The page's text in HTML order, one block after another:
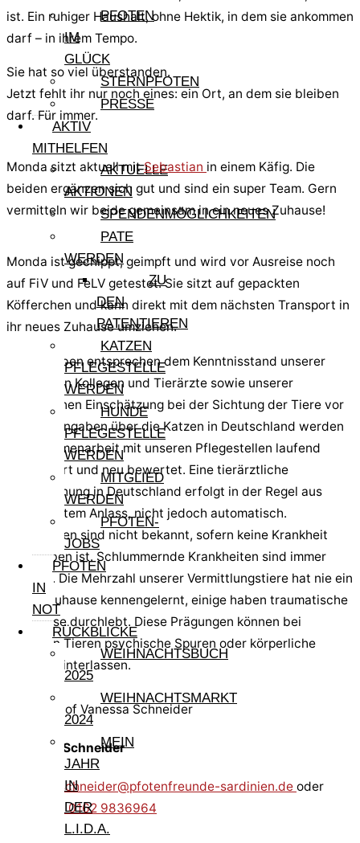
PFOTEN
IM
GLÜCK
STERNPFOTEN
PRESSE
AKTIV
MITHELFEN
AKTUELLE
AKTIONEN
SPENDENMÖGLICHKEITEN
PATE
WERDEN
ZU
DEN
PATENTIEREN
KATZEN
PFLEGESTELLE
WERDEN
HUNDE
PFLEGESTELLE
WERDEN
MITGLIED
WERDEN
PFOTEN-
JOBS
PFOTEN
IN
NOT
RÜCKBLICKE
WEIHNACHTSBUCH
2025
WEIHNACHTSMARKT
2024
MEIN
JAHR
IN
DER
L.I.D.A.
ist. Ein ruhiger Haushalt, ohne Hektik, in dem sie ankommen
darf – in ihrem Tempo.
Sie hat so viel überstanden.
Jetzt fehlt ihr nur noch eines: ein Ort, an dem sie bleiben
darf. Für immer.
Monda sitzt aktuell mitSebastian in einem Käfig. Die
beiden ergänzen sich gut und sind ein super Team. Gern
vermitteln wir beide gemeinsam in ein neues Zuhause!
Monda ist gechippt, geimpft und wird vor Ausreise noch
auf FiV und FeLV getestet. Sie sitzt auf gepackten
Köfferchen und kann direkt mit dem nächsten Transport in
ihr neues Zuhause umziehen.
Alle Angaben entsprechen dem Kenntnisstand unserer
sardischen Kollegen und Tierärzte sowie unserer
persönlichen Einschätzung bei der Sichtung der Tiere vor
Ort. Die Angaben über die Katzen in Deutschland werden
in Zusammenarbeit mit unseren Pflegestellen laufend
aktualisiert und neu bewertet. Eine tierärztliche
Untersuchung in Deutschland erfolgt in der Regel aus
begründetem Anlass, nicht jedoch automatisch.
Krankheiten sind nicht bekannt, sofern keine Krankheit
angegeben ist. Schlummernde Krankheiten sind immer
möglich. Die Mehrzahl unserer Vermittlungstiere hat nie ein
festes Zuhause kennengelernt, einige haben traumatische
Ereignisse durchlebt. Diese Prägungen können bei
manchen Tieren psychische Spuren oder körperliche
Defizite hinterlassen.
Vanessa Schneider
vanessa.schneider@pfotenfreunde-sardinien.de oder
Tel. 0162 9836964